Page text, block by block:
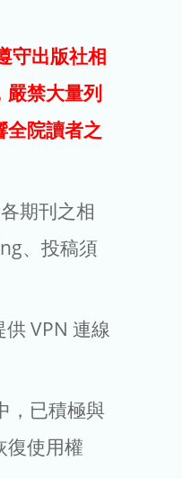
守出版社相
嚴禁大量列
全院讀者之
期刊之相
、投稿須
VPN 連線
，已積極與
復使用權